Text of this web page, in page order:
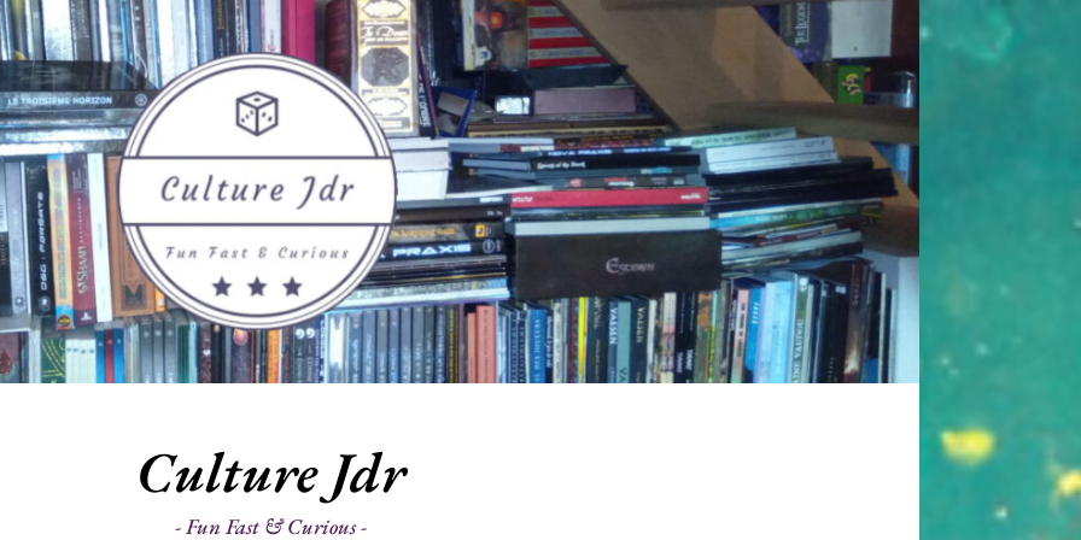
Culture Jdr
Fun Fast & Curious